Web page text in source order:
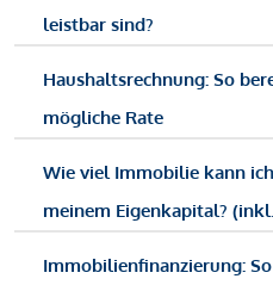
leistbar sind?
Haushaltsrechnung: So
mögliche Rate
Wie viel Immobilie kann
meinem Eigenkapital?
Immobilienfinanzierung: